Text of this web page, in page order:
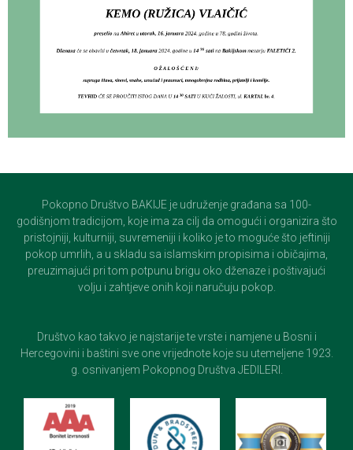
Pokopno Društvo BAKIJE je udruženje građana sa 100-
godišnjom tradicijom, koje ima za cilj da omogući i organizira što
pristojniji, kulturniji, suvremeniji i koliko je to moguće što jeftiniji
pokop umrlih, a u skladu sa islamskim propisima i običajima,
preuzimajući pri tom potpunu brigu oko dženaze i poštivajući
volju i zahtjeve onih koji naručuju pokop.
Društvo kao takvo je najstarije te vrste i namjene u Bosni i
Hercegovini i baštini sve one vrijednote koje su utemeljene 1923.
g. osnivanjem Pokopnog Društva JEDILERI.